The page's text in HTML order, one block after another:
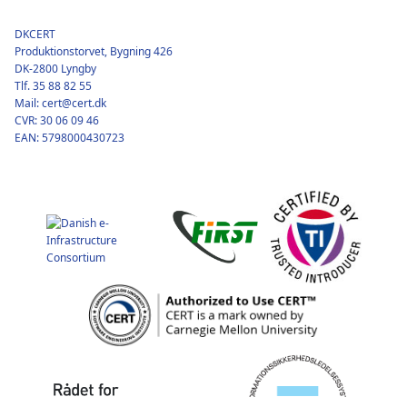
DKCERT
Produktionstorvet, Bygning 426
DK-2800 Lyngby
Tlf. 35 88 82 55
Mail: cert@cert.dk
CVR: 30 06 09 46
EAN: 5798000430723